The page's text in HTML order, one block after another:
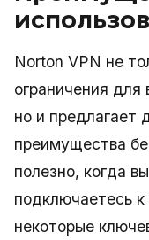
Norton VPN не
ограничения для
но и предлагает
преимущества
полезно, когда
подключаетесь
некоторые